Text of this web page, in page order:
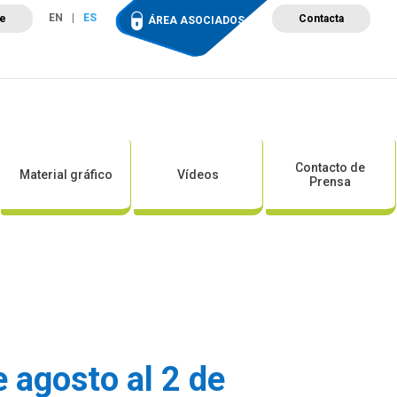
EN ES ÁREA ASOCIADOS Contacta
Campus de Formación
Material gráfico Vídeos
Contacto de
Prensa
agosto al 2 de